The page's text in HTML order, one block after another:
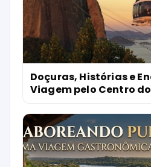
Doçuras, Histórias e
Viagem pelo Centro